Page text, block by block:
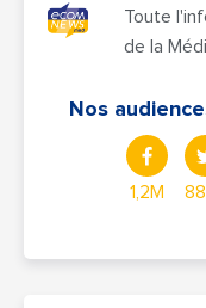
Toute
de la
Nos
1,2M